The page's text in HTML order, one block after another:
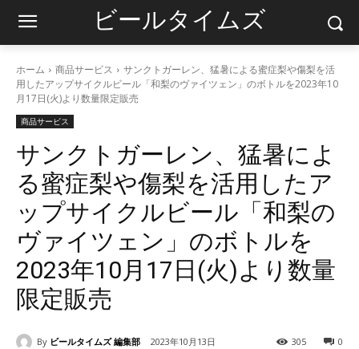
ビールタイムズ
ホーム 商品サービス
サンクトガーレン、猛暑による蜜症梨や傷梨を活
用したアップサイクルビール「和梨のヴァイツェン」のボトルを2023年10
月17日(火)より数量限定販売
商品サービス
サンクトガーレン、猛暑によ
る蜜症梨や傷梨を活用したア
ップサイクルビール「和梨の
ヴァイツェン」のボトルを
2023年10月17日(火)より数量
限定販売
By ビールタイムズ 編集部 2023年10月13日 0
305